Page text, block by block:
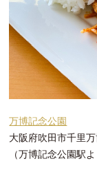
万博記念公園
大阪府吹田市千里
（万博記念公園駅